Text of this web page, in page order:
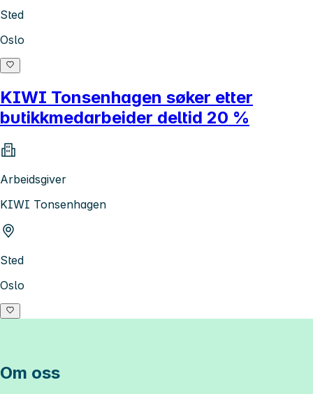
Sted
Oslo
KIWI Tonsenhagen søker etter
butikkmedarbeider deltid 20 %
Arbeidsgiver
KIWI Tonsenhagen
Sted
Oslo
Om oss